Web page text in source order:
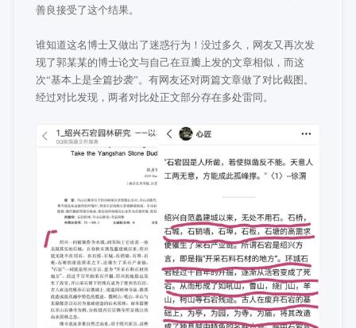
善良接受了这个结果。
谁知道这名博士又做出了迷惑行为！没过多久，网友又再次发
现了郭某某的博士论文与自己在豆瓣上发的文章相似，而这
次“基本上是全篇抄袭”。有网友还对两篇文章做了对比截图。
经过对比发现，两者对比处正文部分存在多处雷同。